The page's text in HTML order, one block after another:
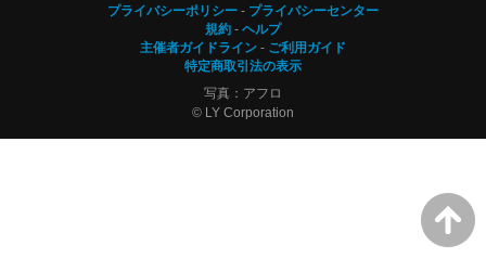
プライバシーポリシー
プライバシーセンター
規約
ヘルプ
主催者ガイドライン
ご利用ガイド
特定商取引法の表示
写真：アフロ
© LY Corporation